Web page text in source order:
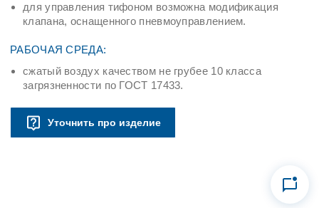
для управления тифоном возможна модификация
клапана, оснащенного пневмоуправлением.
РАБОЧАЯ СРЕДА:
сжатый воздух качеством не грубее 10 класса
загрязненности по ГОСТ 17433.
Уточнить про изделие